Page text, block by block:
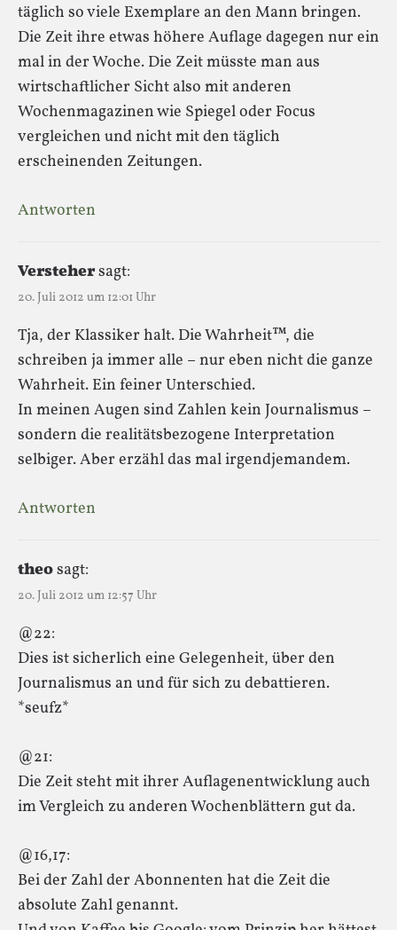
täglich so viele Exemplare an den Mann bringen.
Die Zeit ihre etwas höhere Auflage dagegen nur ein
mal in der Woche. Die Zeit müsste man aus
wirtschaftlicher Sicht also mit anderen
Wochenmagazinen wie Spiegel oder Focus
vergleichen und nicht mit den täglich
erscheinenden Zeitungen.
Antworten
Verstehersagt:
20. Juli 2012 um 12:01 Uhr
Tja, der Klassiker halt. Die Wahrheit™, die
schreiben ja immer alle – nur eben nicht die ganze
Wahrheit. Ein feiner Unterschied.
In meinen Augen sind Zahlen kein Journalismus –
sondern die realitätsbezogene Interpretation
selbiger. Aber erzähl das mal irgendjemandem.
Antworten
theosagt:
20. Juli 2012 um 12:57 Uhr
@22:
Dies ist sicherlich eine Gelegenheit, über den
Journalismus an und für sich zu debattieren.
*seufz*
@21:
Die Zeit steht mit ihrer Auflagenentwicklung auch
im Vergleich zu anderen Wochenblättern gut da.
@16,17:
Bei der Zahl der Abonnenten hat die Zeit die
absolute Zahl genannt.